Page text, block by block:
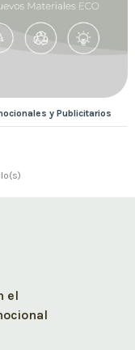
y Publicitarios
el